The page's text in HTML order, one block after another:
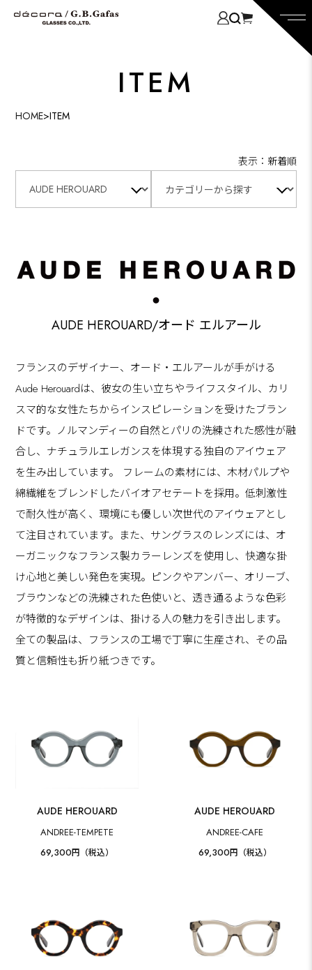
ITEM
HOME>ITEM
表示：新着順
AUDE HEROUARD/オード エルアール
フランスのデザイナー、オード・エルアールが手がける
Aude Herouardは、彼女の生い立ちやライフスタイル、カリ
スマ的な女性たちからインスピレーションを受けたブラン
ドです。ノルマンディーの自然とパリの洗練された感性が融
合し、ナチュラルエレガンスを体現する独自のアイウェア
を生み出しています。 フレームの素材には、木材パルプや
綿繊維をブレンドしたバイオアセテートを採用。低刺激性
で耐久性が高く、環境にも優しい次世代のアイウェアとし
て注目されています。また、サングラスのレンズには、オ
ーガニックなフランス製カラーレンズを使用し、快適な掛
け心地と美しい発色を実現。ピンクやアンバー、オリーブ、
ブラウンなどの洗練された色使いと、透き通るような色彩
が特徴的なデザインは、掛ける人の魅力を引き出します。
全ての製品は、フランスの工場で丁寧に生産され、その品
質と信頼性も折り紙つきです。
AUDE HEROUARD
ANDREE-TEMPETE
69,300円（税込）
AUDE HEROUARD
ANDREE-CAFE
69,300円（税込）